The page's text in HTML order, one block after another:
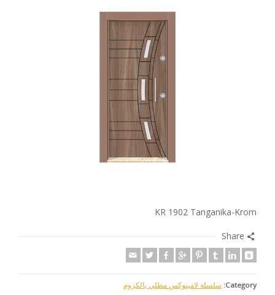
KR 1902 Tanganika-Krom
Share
Category: سلسلة لامينوكس مطلي بالكروم